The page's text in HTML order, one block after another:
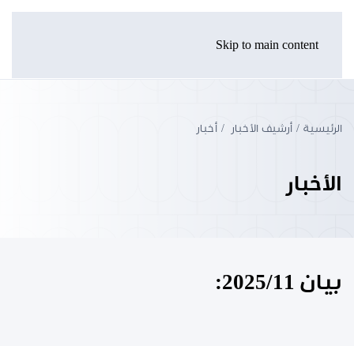
Skip to main content
الرئيسية أرشيف الأخبار أخبار
الأخبار
بيان 2025/11: